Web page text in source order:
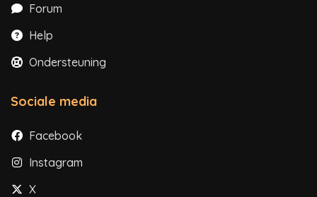
Forum
Help
Ondersteuning
Sociale media
Facebook
Instagram
X